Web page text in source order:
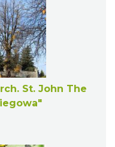
St. John The